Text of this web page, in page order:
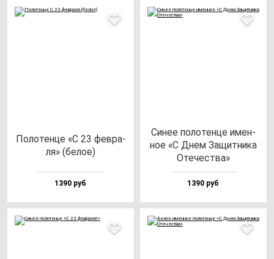
Поло­тен­це «С 23 фев­ра­
ля» (бе­лое)
1390 руб
Синее по­ло­тен­це имен­
ное «С Днем Защит­ни­ка
Оте­чес­тва»
1390 руб